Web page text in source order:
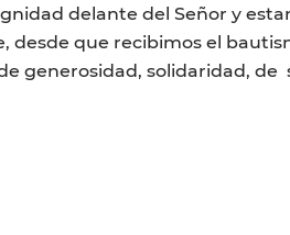
delante del Señor y
que recibimos el
generosidad, solidaridad,